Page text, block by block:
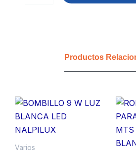
Productos
Varios